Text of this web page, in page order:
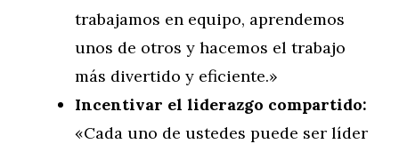
trabajamos en equipo, aprendemos
unos de otros y hacemos el trabajo
más divertido y eficiente.»
Incentivar el liderazgo compartido:
«Cada uno de ustedes puede ser líder